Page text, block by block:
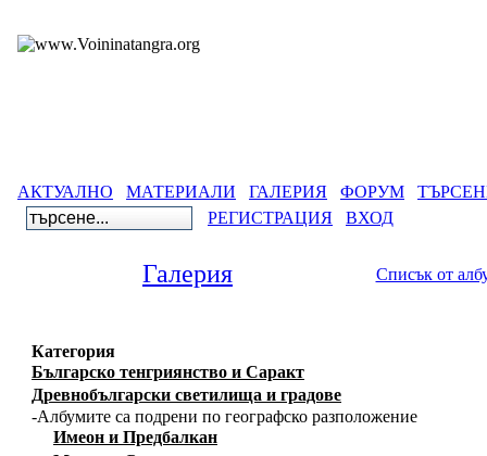
АКТУАЛНО МАТЕРИАЛИ ГАЛЕРИЯ ФОРУМ
РЕГИСТРАЦИЯ
ВХОД
Галерия Списък от
Категория
Българско тенгриянство и Саракт
Древнобългарски светилища и градове
-Албумите са подрени по географско разположение
Имеон и Предбалкан